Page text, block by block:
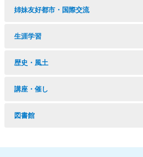
姉妹友好都市・国際交流
生涯学習
歴史・風土
講座・催し
図書館